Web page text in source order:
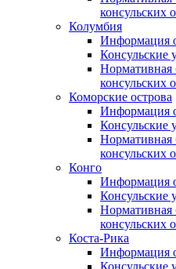
консульских
Колумбия
Информация
Консульские
Нормативная
консульских
Коморские острова
Информация
Консульские
Нормативная
консульских
Конго
Информация
Консульские
Нормативная
консульских
Коста-Рика
Информация
Консульские